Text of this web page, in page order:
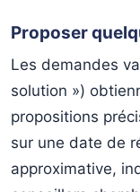
Proposer
Les demandes
solution »)
propositions
sur une date de
approximative,